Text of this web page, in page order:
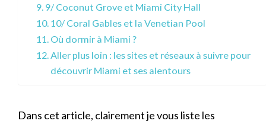
9/ Coconut Grove et Miami City Hall
10/ Coral Gables et la Venetian Pool
Où dormir à Miami ?
Aller plus loin : les sites et réseaux à suivre pour
découvrir Miami et ses alentours
Dans cet article, clairement je vous liste les